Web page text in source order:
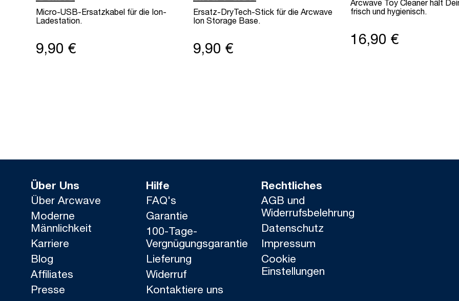
Micro-USB-Ersatzkabel für die Ion-
Ladestation.
9,90 €
Ersatz-DryTech-Stick für die Arcwave
Ion Storage Base.
9,90 €
Arcwave Toy Cleaner hält
frisch und hygienisch.
16,90 €
Über Uns
Über Arcwave
Moderne
Männlichkeit
Karriere
Blog
Affiliates
Presse
Hilfe
FAQ's
Garantie
100-Tage-
Vergnügungsgarantie
Lieferung
Widerruf
Kontaktiere uns
Rechtliches
AGB und
Widerrufsbelehrung
Datenschutz
Impressum
Cookie
Einstellungen